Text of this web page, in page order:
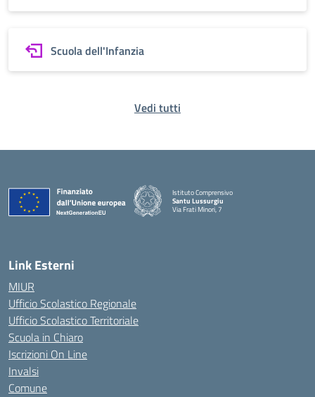
Scuola dell'Infanzia
Vedi tutti
Istituto Comprensivo
Santu Lussurgiu
Via Frati Minori, 7
Link Esterni
MIUR
Ufficio Scolastico Regionale
Ufficio Scolastico Territoriale
Scuola in Chiaro
Iscrizioni On Line
Invalsi
Comune